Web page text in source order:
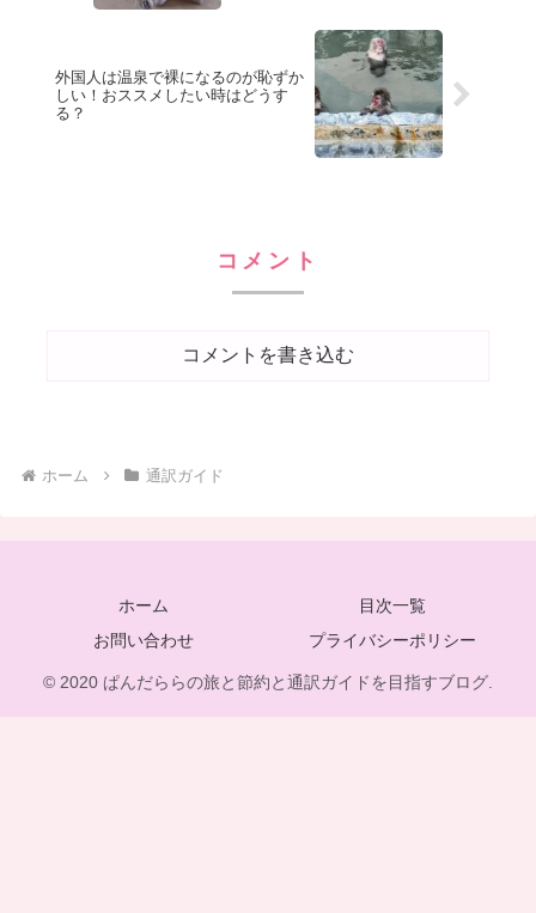
外国人は温泉で裸になるのが恥ずか
しい！おススメしたい時はどうす
る？
コメント
コメントを書き込む
ホーム 通訳ガイド
ホーム
目次一覧
お問い合わせ
プライバシーポリシー
© 2020 ぱんだららの旅と節約と通訳ガイドを目指すブログ.